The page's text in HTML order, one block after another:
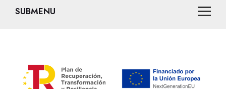
SUBMENU